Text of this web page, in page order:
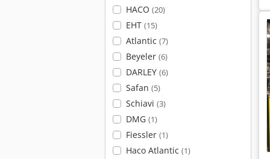
HACO (20)
EHT (15)
Atlantic (7)
Beyeler (6)
DARLEY (6)
Safan (5)
Schiavi (3)
DMG (1)
Fiessler (1)
Haco Atlantic (1)